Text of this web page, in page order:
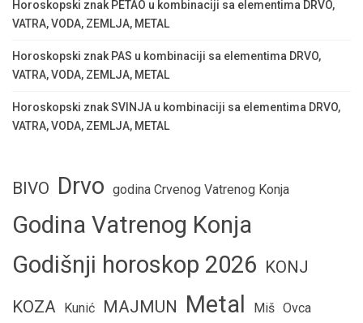
Horoskopski znak PETAO u kombinaciji sa elementima DRVO,
VATRA, VODA, ZEMLJA, METAL
Horoskopski znak PAS u kombinaciji sa elementima DRVO,
VATRA, VODA, ZEMLJA, METAL
Horoskopski znak SVINJA u kombinaciji sa elementima DRVO,
VATRA, VODA, ZEMLJA, METAL
BIVO Drvo godina Crvenog Vatrenog Konja
Godina Vatrenog Konja
Godišnji horoskop 2026 KONJ
KOZA Kunić MAJMUN Metal Miš Ovca